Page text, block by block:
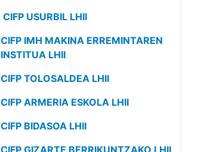
CIFP USURBIL LHII
CIFP IMH MAKINA ERREMINTAREN
INSTITUA LHII
CIFP TOLOSALDEA LHII
CIFP ARMERIA ESKOLA LHII
CIFP BIDASOA LHII